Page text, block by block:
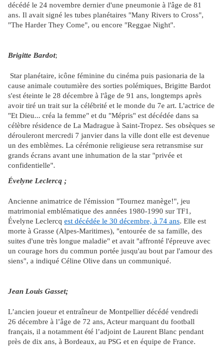
décédé le 24 novembre dernier d'une pneumonie à l'âge de 81
ans. Il avait signé les tubes planétaires "Many Rivers to Cross",
"The Harder They Come", ou encore "Reggae Night".
Brigitte Bardot;
Star planétaire, icône féminine du cinéma puis pasionaria de la
cause animale coutumière des sorties polémiques, Brigitte Bardot
s'est éteinte le 28 décembre à l'âge de 91 ans, longtemps après
avoir tiré un trait sur la célébrité et le monde du 7e art. L'actrice de
"Et Dieu... créa la femme" et du "Mépris" est décédée dans sa
célèbre résidence de La Madrague à Saint-Tropez. Ses obsèques se
dérouleront mercredi 7 janvier dans la ville dont elle est devenue
un des emblèmes. La cérémonie religieuse sera retransmise sur
grands écrans avant une inhumation de la star "privée et
confidentielle".
Évelyne Leclercq ;
Ancienne animatrice de l'émission "Tournez manège!", jeu
matrimonial emblématique des années 1980-1990 sur TF1,
Évelyne Leclercq est décédée le 30 décembre, à 74 ans. Elle est
morte à Grasse (Alpes-Maritimes), "entourée de sa famille, des
suites d'une très longue maladie" et avait "affronté l'épreuve avec
un courage hors du commun portée jusqu'au bout par l'amour des
siens", a indiqué Céline Olive dans un communiqué.
Jean Louis Gasset;
L’ancien joueur et entraîneur de Montpellier décédé vendredi
26 décembre à l’âge de 72 ans, Acteur marquant du football
français, il a notamment été l’adjoint de Laurent Blanc pendant
près de dix ans, à Bordeaux, au PSG et en équipe de France.